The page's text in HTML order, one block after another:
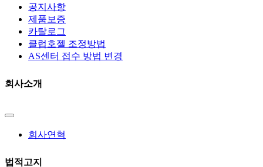
공지사항
제품보증
카탈로그
클럽호젤 조정방법
AS센터 접수 방법 변경
회사소개
회사연혁
법적고지